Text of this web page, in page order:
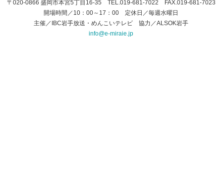
〒020-0866 盛岡市本宮5丁目16-35 TEL.019-681-7022 FAX.019-681-7023
開場時間／10：00～17：00 定休日／毎週水曜日
主催／IBC岩手放送・めんこいテレビ 協力／ALSOK岩手
info@e-miraie.jp